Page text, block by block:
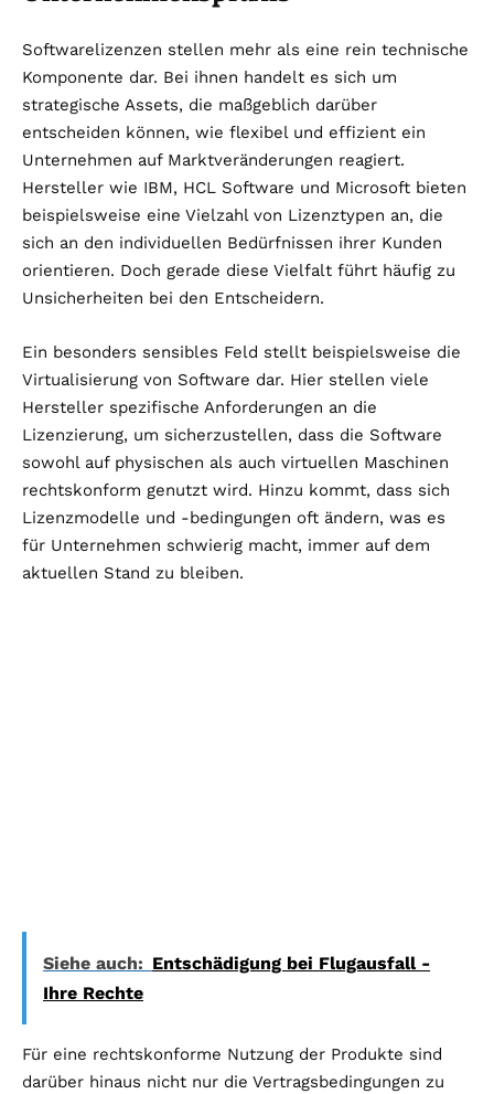
Softwarelizenzen stellen mehr als eine rein technische
Komponente dar. Bei ihnen handelt es sich um
strategische Assets, die maßgeblich darüber
entscheiden können, wie flexibel und effizient ein
Unternehmen auf Marktveränderungen reagiert.
Hersteller wie IBM, HCL Software und Microsoft bieten
beispielsweise eine Vielzahl von Lizenztypen an, die
sich an den individuellen Bedürfnissen ihrer Kunden
orientieren. Doch gerade diese Vielfalt führt häufig zu
Unsicherheiten bei den Entscheidern.
Ein besonders sensibles Feld stellt beispielsweise die
Virtualisierung von Software dar. Hier stellen viele
Hersteller spezifische Anforderungen an die
Lizenzierung, um sicherzustellen, dass die Software
sowohl auf physischen als auch virtuellen Maschinen
rechtskonform genutzt wird. Hinzu kommt, dass sich
Lizenzmodelle und -bedingungen oft ändern, was es
für Unternehmen schwierig macht, immer auf dem
aktuellen Stand zu bleiben.
Siehe auch: Entschädigung bei Flugausfall -
Ihre Rechte
Für eine rechtskonforme Nutzung der Produkte sind
darüber hinaus nicht nur die Vertragsbedingungen zu